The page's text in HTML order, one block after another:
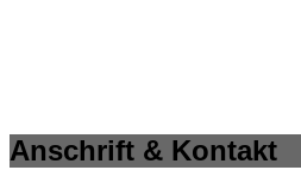
Anschrift & Kontakt